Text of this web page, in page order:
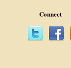
Connect